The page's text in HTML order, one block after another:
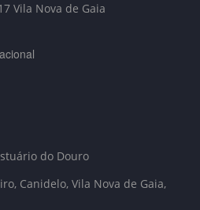
Vila Nova de Gaia
do Douro
Canidelo, Vila Nova de Gaia,